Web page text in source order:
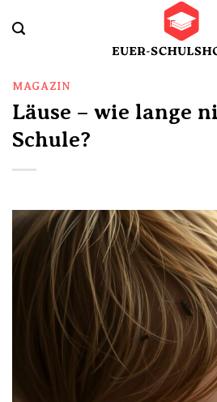
Inhalt
MAGAZIN
Läuse – wie lange
Schule?